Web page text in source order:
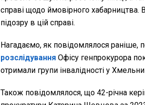
справі щодо ймовірного
підозру в цій справі.
Нагадаємо, як повідомлялося раніше,
розслідування Офісу генпрокурора
отримали групи інвалідності у
Також повідомлялося, що 42-річна